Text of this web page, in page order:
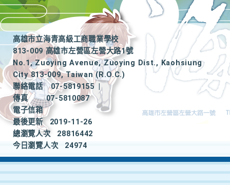
高雄市立海青高級工商職業學校
813-009 高雄市左營區左營大路1號
No.1, Zuoying Avenue, Zuoying Dist., Kaohsiung
City 813-009, Taiwan (R.O.C.)
聯絡電話
07-5819155
|
傳真
07-5810087
電子信箱
最後更新
2019-11-26
總瀏覽人次
28816442
今日瀏覽人次
24974